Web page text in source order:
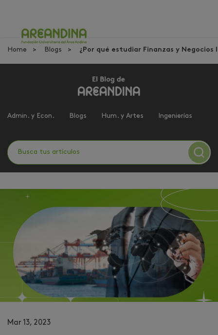
Home Blogs ¿Por qué estudiar Finanzas y Negocios
Admin. y Econ. Blogs Hum. y Artes Ingenierías
Mar 13, 2023